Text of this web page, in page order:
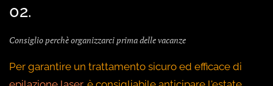
02.
Consiglio perchè organizzarci prima delle vacanze
Per garantire un trattamento sicuro ed efficace di